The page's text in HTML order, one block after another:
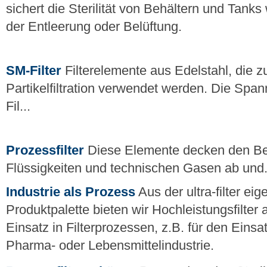
sichert die Sterilität von Behältern und Tanks
der Entleerung oder Belüftung.
SM-Filter Filterelemente aus Edelstahl, die
Partikelfiltration verwendet werden. Die
Fil...
Prozessfilter Diese Elemente decken den
Flüssigkeiten und technischen Gasen ab
Industrie als Prozess Aus der ultra-filter
Produktpalette bieten wir Hochleistungsfilter
Einsatz in Filterprozessen, z.B. für den
Pharma- oder Lebensmittelindustrie.